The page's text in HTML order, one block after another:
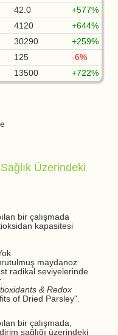
42.0
+577%
4120
+644%
30290
+259%
125
-6%
13500 +722%
Üzerindeki
bir çalışmada
kapasitesi
maydanoz
radikal seviyelerinde
& Redox
of Dried Parsley".
bir çalışmada,
sağlığı üzerindeki